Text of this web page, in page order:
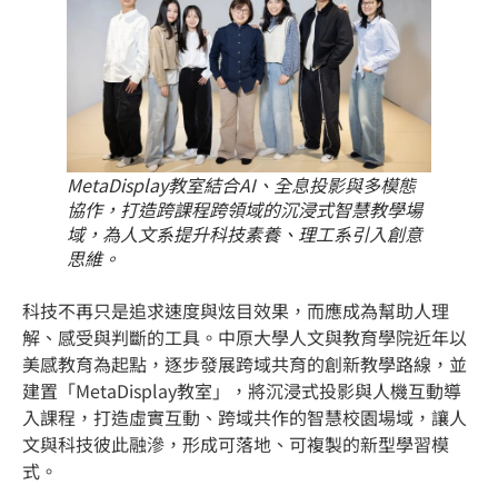
MetaDisplay教室結合AI、全息投影與多模態
協作，打造跨課程跨領域的沉浸式智慧教學場
域，為人文系提升科技素養、理工系引入創意
思維。
科技不再只是追求速度與炫目效果，而應成為幫助人理
解、感受與判斷的工具。中原大學人文與教育學院近年以
美感教育為起點，逐步發展跨域共育的創新教學路線，並
建置「MetaDisplay教室」，將沉浸式投影與人機互動導
入課程，打造虛實互動、跨域共作的智慧校園場域，讓人
文與科技彼此融滲，形成可落地、可複製的新型學習模
式。